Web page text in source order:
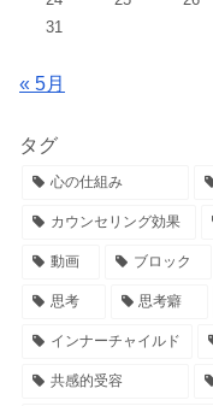
31
« 5月
タグ
心の仕組み
カウンセリング効果
動画 ブロック
思考 思考癖
インナーチャイルド
共感的受容